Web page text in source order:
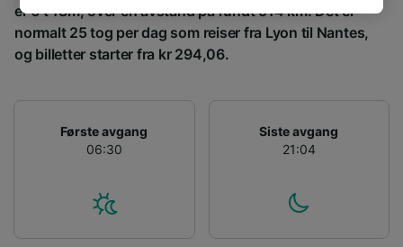
er 6 t 18m, over en avstand på rundt 514 km. Det er
normalt 25 tog per dag som reiser fra Lyon til Nantes,
og billetter starter fra kr 294,06.
Første avgang
06:30
Siste avgang
21:04
track you.
We and our partners process data to provide:
and/or access information on a device.
Personalised advertising and content,
advertising and content measurement,
List of Partners